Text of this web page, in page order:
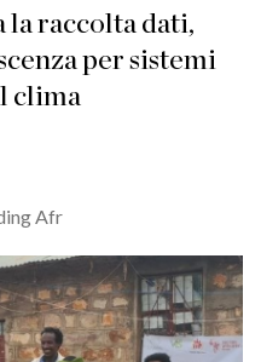
raccolta dati,
per sistemi
clima
Afr